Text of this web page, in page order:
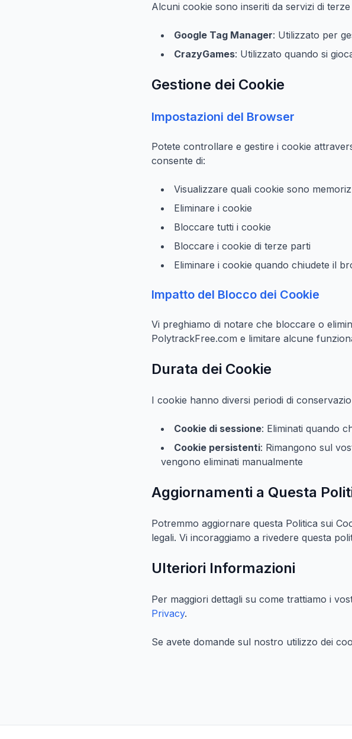
Alcuni cookie sono inseriti da servizi di
Google Tag Manager: Utilizzato per
CrazyGames: Utilizzato quando si
Gestione dei Cookie
Impostazioni del Browser
Potete controllare e gestire i cookie
consente di:
Visualizzare quali cookie sono
Eliminare i cookie
Bloccare tutti i cookie
Bloccare i cookie di terze parti
Eliminare i cookie quando chiudete il
Impatto del Blocco dei Cookie
Vi preghiamo di notare che bloccare o
PolytrackFree.com e limitare alcune
Durata dei Cookie
I cookie hanno diversi periodi di
Cookie di sessione: Eliminati quando
Cookie persistenti: Rimangono sul
vengono eliminati manualmente
Aggiornamenti a Questa
Potremmo aggiornare questa Politica sui
legali. Vi incoraggiamo a rivedere questa
Ulteriori Informazioni
Per maggiori dettagli su come trattiamo i
Privacy.
Se avete domande sul nostro utilizzo dei